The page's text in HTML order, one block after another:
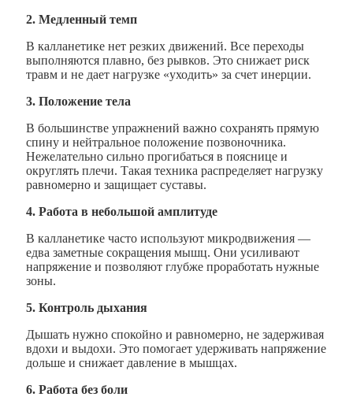
2. Медленный темп
В калланетике нет резких движений. Все переходы
выполняются плавно, без рывков. Это снижает риск
травм и не дает нагрузке «уходить» за счет инерции.
3. Положение тела
В большинстве упражнений важно сохранять прямую
спину и нейтральное положение позвоночника.
Нежелательно сильно прогибаться в пояснице и
округлять плечи. Такая техника распределяет нагрузку
равномерно и защищает суставы.
4. Работа в небольшой амплитуде
В калланетике часто используют микродвижения —
едва заметные сокращения мышц. Они усиливают
напряжение и позволяют глубже проработать нужные
зоны.
5. Контроль дыхания
Дышать нужно спокойно и равномерно, не задерживая
вдохи и выдохи. Это помогает удерживать напряжение
дольше и снижает давление в мышцах.
6. Работа без боли